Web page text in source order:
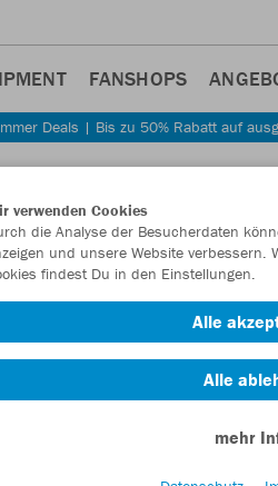
FANSHOPS
Deals | Bis zu 50% Rabatt auf
verwenden Cookies
die Analyse der Besucherdaten
und unsere Website verbessern.
findest Du in den Einstellungen.
Alle
Alle
mehr